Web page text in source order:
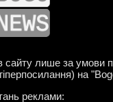
сайту лише за умови
на
реклами: